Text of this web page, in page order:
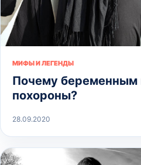
МИФЫ И ЛЕГЕНДЫ
Почему беременным
похороны?
28.09.2020